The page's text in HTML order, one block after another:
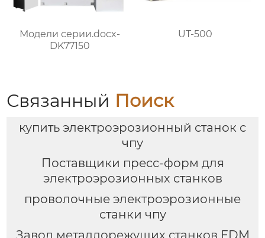
Модели серии.docx-
DK77150
UT-500
Связанный Поиск
купить электроэрозионный станок с
чпу
Поставщики пресс-форм для
электроэрозионных станков
проволочные электроэрозионные
станки чпу